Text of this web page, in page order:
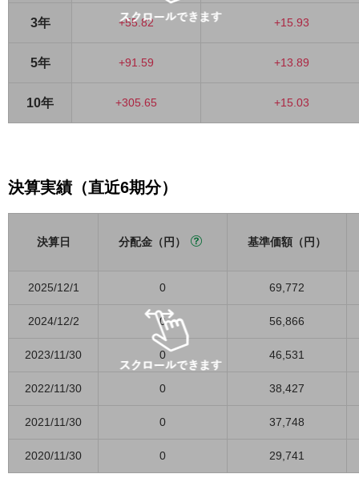
3年 +55.82 +15.93
5年 +91.59 +13.89
10年 +305.65 +15.03
決算実績（直近6期分）
決算日 分配金（円） 基準価額（円）
2025/12/1 0 69,772
2024/12/2 0 56,866
2023/11/30 0 46,531
2022/11/30 0 38,427
2021/11/30 0 37,748
2020/11/30 0 29,741